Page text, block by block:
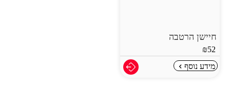
חיישן הרטבה
₪52
מידע נוסף